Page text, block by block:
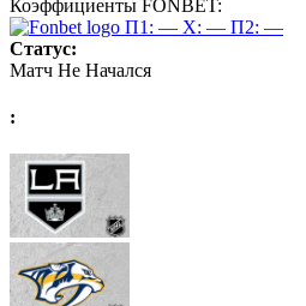
Коэффициенты FONBET:
П1: — X: — П2: —
Статус:
Матч Не Начался
: